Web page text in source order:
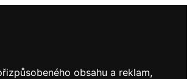
obsahu a reklam,